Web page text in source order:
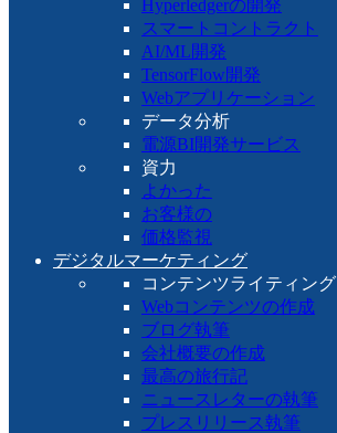
Hyperledgerの開発
スマートコントラクト
AI/ML開発
TensorFlow開発
Webアプリケーション
データ分析
電源BI開発サービス
資力
よかった
お客様の
価格監視
デジタルマーケティング
コンテンツライティング
Webコンテンツの作成
ブログ執筆
会社概要の作成
最高の旅行記
ニュースレターの執筆
プレスリリース執筆